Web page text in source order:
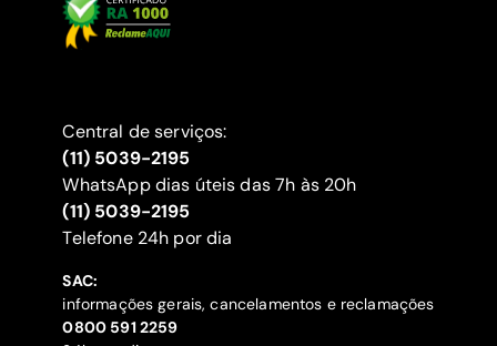
Central de serviços:
(11) 5039-2195
WhatsApp dias úteis das 7h às 20h
(11) 5039-2195
‍Telefone 24h por dia
SAC:
informações gerais, cancelamentos e reclamações
‍0800 591 2259